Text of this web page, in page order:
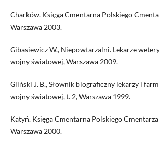
Charków. Księga Cmentarna Polskiego
Warszawa 2003.
Gibasiewicz W., Niepowtarzalni. Lekarze
wojny światowej, Warszawa 2009.
Gliński J. B., Słownik biograficzny lekarzy i
wojny światowej, t. 2, Warszawa 1999.
Katyń. Księga Cmentarna Polskiego
Warszawa 2000.